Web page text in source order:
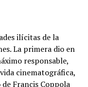
ilícitas de la
La primera dio en
responsable,
cinematográfica,
Francis Coppola